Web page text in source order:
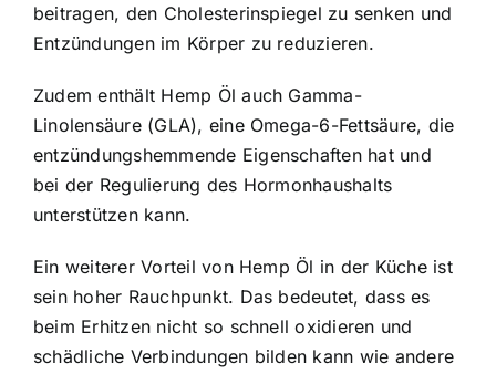
beitragen, den Cholesterinspiegel zu senken und
Entzündungen im Körper zu reduzieren.
Zudem enthält Hemp Öl auch Gamma-
Linolensäure (GLA), eine Omega-6-Fettsäure, die
entzündungshemmende Eigenschaften hat und
bei der Regulierung des Hormonhaushalts
unterstützen kann.
Ein weiterer Vorteil von Hemp Öl in der Küche ist
sein hoher Rauchpunkt. Das bedeutet, dass es
beim Erhitzen nicht so schnell oxidieren und
schädliche Verbindungen bilden kann wie andere